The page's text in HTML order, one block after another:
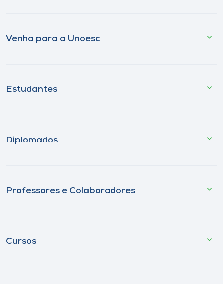
Venha para a Unoesc
Estudantes
Diplomados
Professores e Colaboradores
Cursos